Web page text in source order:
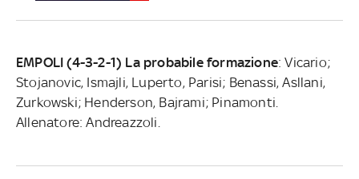
EMPOLI (4-3-2-1) La probabile formazione: Vicario;
Stojanovic, Ismajli, Luperto, Parisi; Benassi, Asllani,
Zurkowski; Henderson, Bajrami; Pinamonti.
Allenatore: Andreazzoli.